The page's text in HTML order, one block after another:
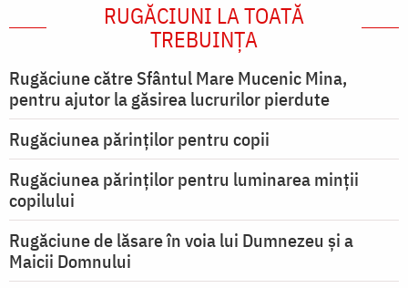
RUGĂCIUNI LA TOATĂ
TREBUINȚA
Rugăciune către Sfântul Mare Mucenic Mina,
pentru ajutor la găsirea lucrurilor pierdute
Rugăciunea părinților pentru copii
Rugăciunea părinților pentru luminarea minţii
copilului
Rugăciune de lăsare în voia lui Dumnezeu şi a
Maicii Domnului